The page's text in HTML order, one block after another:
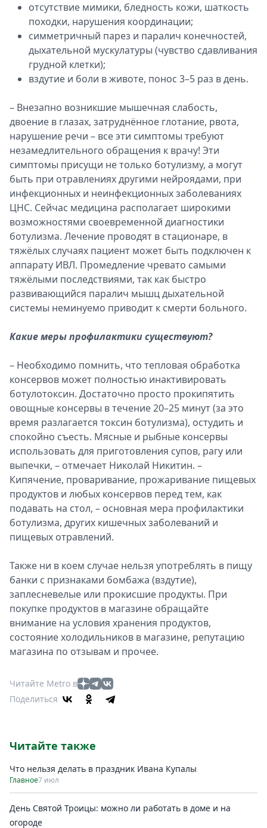
отсутствие мимики, бледность кожи, шаткость
походки, нарушения координации;
симметричный парез и паралич конечностей,
дыхательной мускулатуры (чувство сдавливания
грудной клетки);
вздутие и боли в животе, понос 3–5 раз в день.
– Внезапно возникшие мышечная слабость,
двоение в глазах, затруднённое глотание, рвота,
нарушение речи – все эти симптомы требуют
незамедлительного обращения к врачу! Эти
симптомы присущи не только ботулизму, а могут
быть при отравлениях другими нейроядами, при
инфекционных и неинфекционных заболеваниях
ЦНС. Сейчас медицина располагает широкими
возможностями своевременной диагностики
ботулизма. Лечение проводят в стационаре, в
тяжёлых случаях пациент может быть подключен к
аппарату ИВЛ. Промедление чревато самыми
тяжёлыми последствиями, так как быстро
развивающийся паралич мышц дыхательной
системы неминуемо приводит к смерти больного.
Какие меры профилактики существуют?
– Необходимо помнить, что тепловая обработка
консервов может полностью инактивировать
ботулотоксин. Достаточно просто прокипятить
овощные консервы в течение 20–25 минут (за это
время разлагается токсин ботулизма), остудить и
спокойно съесть. Мясные и рыбные консервы
использовать для приготовления супов, рагу или
выпечки, – отмечает Николай Никитин. –
Кипячение, проваривание, прожаривание пищевых
продуктов и любых консервов перед тем, как
подавать на стол, – основная мера профилактики
ботулизма, других кишечных заболеваний и
пищевых отравлений.
Также ни в коем случае нельзя употреблять в пищу
банки с признаками бомбажа (вздутие),
заплесневелые или прокисшие продукты. При
покупке продуктов в магазине обращайте
внимание на условия хранения продуктов,
состояние холодильников в магазине, репутацию
магазина по отзывам и прочее.
Читайте Metro в
Поделиться
Читайте также
Что нельзя делать в праздник Ивана Купалы
Главное7 июл
День Святой Троицы: можно ли работать в доме и на
огороде